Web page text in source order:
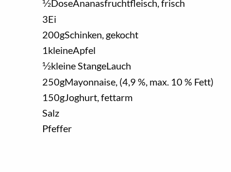
DoseAnanasfruchtfleisch, frisch
3Ei
200gSchinken, gekocht
1 kleineApfel
1/2kleine StangeLauch
250gMayonnaise, (4,9 %, max. 10 % Fett)
150gJoghurt, fettarm
Salz
Pfeffer